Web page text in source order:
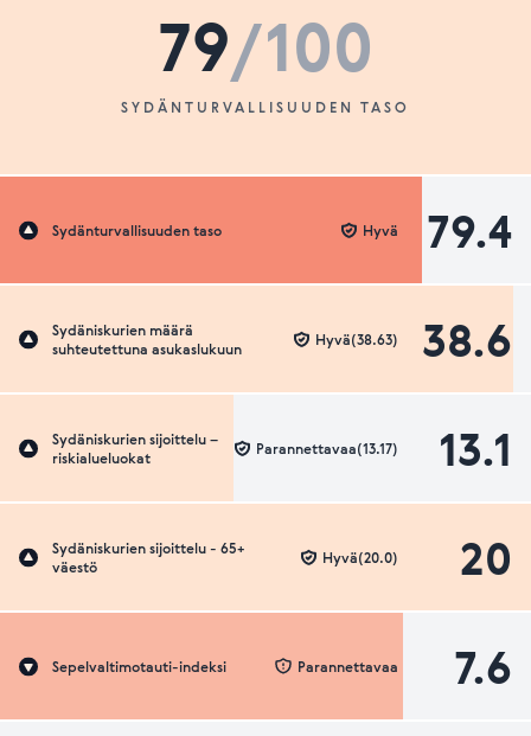
79/100
SYDÄNTURVALLISUUDEN TASO
Sydänturvallisuuden taso 79.4
Hyvä
Sydäniskurien määrä
suhteutettuna asukaslukuun
38.6
Hyvä(38.63)
Sydäniskurien sijoittelu –
riskialueluokat
13.1
Parannettavaa(13.17)
Sydäniskurien sijoittelu - 65+
väestö
20
Hyvä(20.0)
Sepelvaltimotauti-indeksi 7.6
Parannettavaa